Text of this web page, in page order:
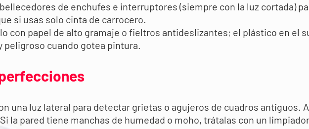
de enchufes e interruptores (siempre con la luz cortada)
si usas solo cinta de carrocero.
con papel de alto gramaje o fieltros antideslizantes; el plástico en el
peligroso cuando gotea pintura.
una luz lateral para detectar grietas o agujeros de cuadros antiguos.
la pared tiene manchas de humedad o moho, trátalas con un